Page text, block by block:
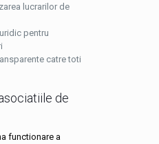
lucrarilor de
pentru
catre toti
de
functionare a